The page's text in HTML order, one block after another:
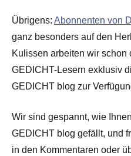
Übrigens: Abonnenten von
ganz besonders auf den
Kulissen arbeiten wir
GEDICHT-Lesern exklusiv
GEDICHT blog zur
Wir sind gespannt, wie
GEDICHT blog gefällt, und
in den Kommentaren oder